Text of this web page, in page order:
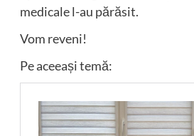
medicale l-au părăsit.
Vom reveni!
Pe aceeași temă: